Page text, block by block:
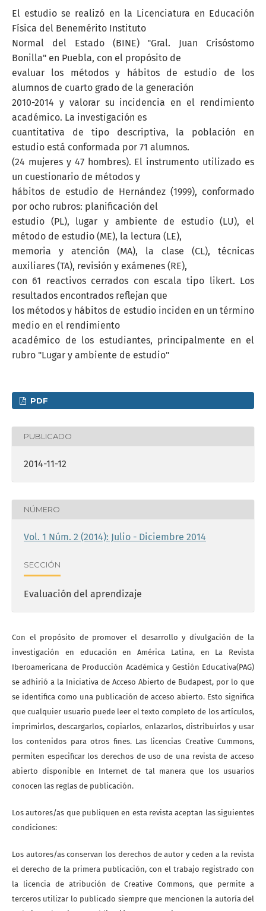
El estudio se realizó en la Licenciatura en Educación
Física del Benemérito Instituto
Normal del Estado (BINE) "Gral. Juan Crisóstomo
Bonilla" en Puebla, con el propósito de
evaluar los métodos y hábitos de estudio de los
alumnos de cuarto grado de la generación
2010-2014 y valorar su incidencia en el rendimiento
académico. La investigación es
cuantitativa de tipo descriptiva, la población en
estudio está conformada por 71 alumnos.
(24 mujeres y 47 hombres). El instrumento utilizado es
un cuestionario de métodos y
hábitos de estudio de Hernández (1999), conformado
por ocho rubros: planificación del
estudio (PL), lugar y ambiente de estudio (LU), el
método de estudio (ME), la lectura (LE),
memoria y atención (MA), la clase (CL), técnicas
auxiliares (TA), revisión y exámenes (RE),
con 61 reactivos cerrados con escala tipo likert. Los
resultados encontrados reflejan que
los métodos y hábitos de estudio inciden en un término
medio en el rendimiento
académico de los estudiantes, principalmente en el
rubro "Lugar y ambiente de estudio"
PDF
PUBLICADO
2014-11-12
NÚMERO
Vol. 1 Núm. 2 (2014): Julio - Diciembre 2014
SECCIÓN
Evaluación del aprendizaje
Con el propósito de promover el desarrollo y divulgación de la
investigación en educación en América Latina, en La Revista
Iberoamericana de Producción Académica y Gestión Educativa(PAG)
se adhirió a la Iniciativa de Acceso Abierto de Budapest, por lo que
se identifica como una publicación de acceso abierto. Esto significa
que cualquier usuario puede leer el texto completo de los artículos,
imprimirlos, descargarlos, copiarlos, enlazarlos, distribuirlos y usar
los contenidos para otros fines. Las licencias Creative Cummons,
permiten especificar los derechos de uso de una revista de acceso
abierto disponible en Internet de tal manera que los usuarios
conocen las reglas de publicación.
Los autores/as que publiquen en esta revista aceptan las siguientes
condiciones:
Los autores/as conservan los derechos de autor y ceden a la revista
el derecho de la primera publicación, con el trabajo registrado con
la licencia de atribución de Creative Commons, que permite a
terceros utilizar lo publicado siempre que mencionen la autoría del